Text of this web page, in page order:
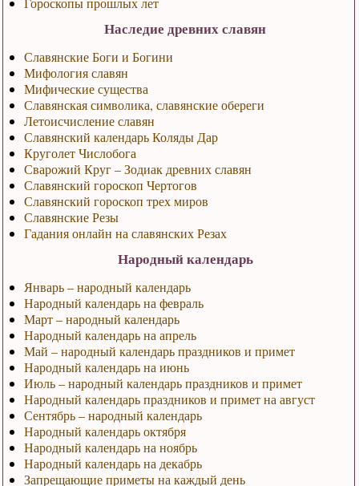
Наследие древних славян
Славянские Боги и Богини
Мифология славян
Мифические существа
Славянская символика, славянские обереги
Летоисчисление славян
Славянский календарь Коляды Дар
Круголет Числобога
Сварожий Круг – Зодиак древних славян
Славянский гороскоп Чертогов
Славянский гороскоп трех миров
Славянские Резы
Гадания онлайн на славянских Резах
Народный календарь
Январь – народный календарь
Народный календарь на февраль
Март – народный календарь
Народный календарь на апрель
Май – народный календарь праздников и примет
Народный календарь на июнь
Июль – народный календарь праздников и примет
Народный календарь праздников и примет на август
Сентябрь – народный календарь
Народный календарь октября
Народный календарь на ноябрь
Народный календарь на декабрь
Запрещающие приметы на каждый день